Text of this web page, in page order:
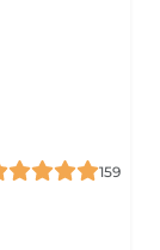
159